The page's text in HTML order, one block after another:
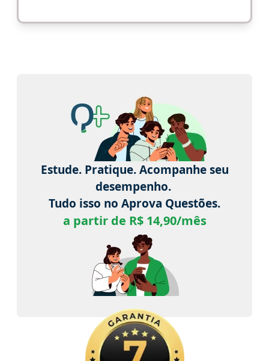
Estude. Pratique. Acompanhe seu
desempenho.
Tudo isso no Aprova Questões.
a partir de R$ 14,90/mês